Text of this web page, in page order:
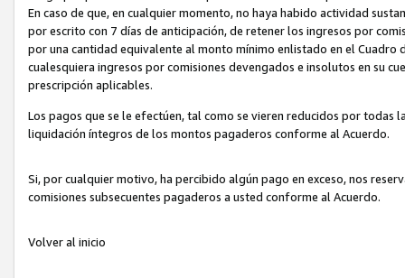
En caso de que, en cualquier momento, no haya habido actividad
por escrito con 7 días de anticipación, de retener los ingresos por
por una cantidad equivalente al monto mínimo enlistado en el
cualesquiera ingresos por comisiones devengados e insolutos en su
prescripción aplicables.
Los pagos que se le efectúen, tal como se vieren reducidos por todas
liquidación íntegros de los montos pagaderos conforme al Acuerdo.
Si, por cualquier motivo, ha percibido algún pago en exceso, nos
comisiones subsecuentes pagaderos a usted conforme al Acuerdo.
Volver al inicio